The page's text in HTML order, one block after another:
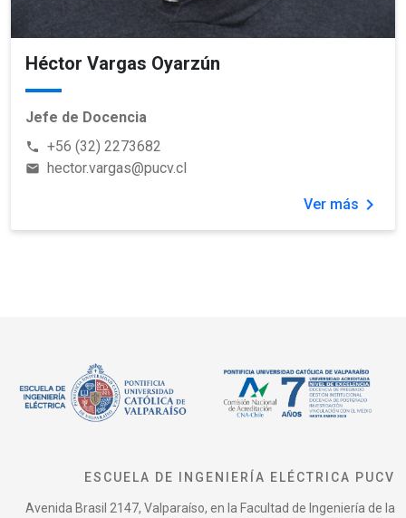
Héctor Vargas Oyarzún
Jefe de Docencia
phone +56 (32) 2273682
email hector.vargas@pucv.cl
Ver más chevron_right
ESCUELA DE INGENIERÍA ELÉCTRICA PUCV
Avenida Brasil 2147, Valparaíso, en la Facultad de Ingeniería de la